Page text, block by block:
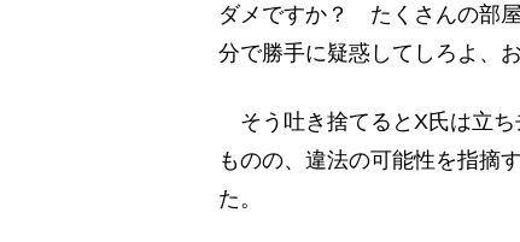
ダメですか？ たくさんの部
分で勝手に疑惑してしろよ、お
そう吐き捨てるとX氏は立ち
ものの、違法の可能性を指摘
た。